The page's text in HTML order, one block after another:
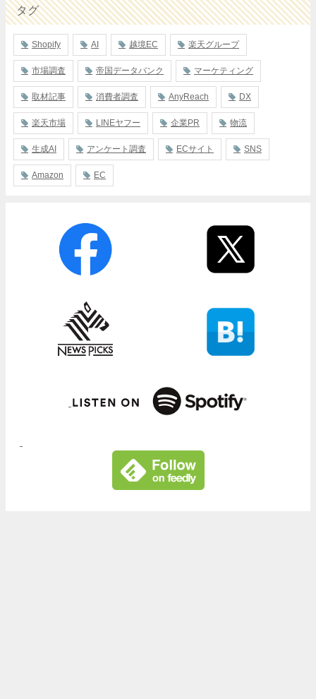
タグ
Shopify AI 越境EC 楽天グループ
市場調査 帝国データバンク マーケティング
取材記事 消費者調査 AnyReach DX
楽天市場 LINEヤフー 企業PR 物流
生成AI アンケート調査 ECサイト SNS
Amazon EC